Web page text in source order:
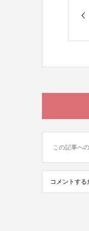
この記事へ
コメントする